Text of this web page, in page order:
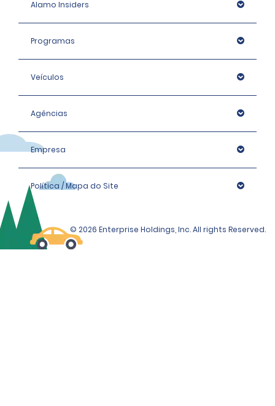
Alamo Insiders
Programas
Veículos
Agências
Empresa
Política / Mapa do Site
© 2026 Enterprise Holdings, Inc. All rights Reserved.